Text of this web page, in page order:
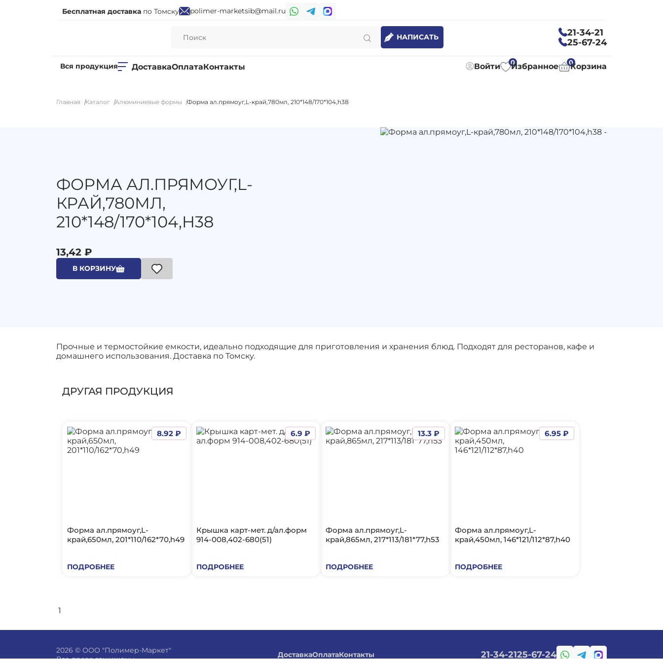
Бесплатная доставка по Томску polimer-marketsib@mail.ru
НАПИСАТЬ
21-34-21
25-67-24
Вся продукция ДоставкаОплатаКонтакты Войти 0
Избранное 0Корзина
Главная Каталог Алюминиевые формы Форма ал.прямоуг,L-край,780мл, 210*148/170*104,h38
ФОРМА АЛ.ПРЯМОУГ,L-
КРАЙ,780МЛ,
210*148/170*104,H38
13,42 ₽
В КОРЗИНУ
Прочные и термостойкие емкости, идеально подходящие для приготовления и хранения блюд. Подходят для ресторанов, кафе и
домашнего использования. Доставка по Томску.
ДРУГАЯ ПРОДУКЦИЯ
Форма ал.прямоуг,L-
край,650мл, 201*110/162*70,h49
ПОДРОБНЕЕ
8.92 ₽
Крышка карт-мет. д/ал.форм
914-008,402-680(51)
ПОДРОБНЕЕ
6.9 ₽
Форма ал.прямоуг,L-
край,865мл, 217*113/181*77,h53
ПОДРОБНЕЕ
13.3 ₽
Форма ал.прямоуг,L-
край,450мл, 146*121/112*87,h40
ПОДРОБНЕЕ
6.95 ₽
1
2026 © ООО "Полимер-Маркет"
Все права защищены
ДоставкаОплатаКонтакты 21-34-2125-67-24